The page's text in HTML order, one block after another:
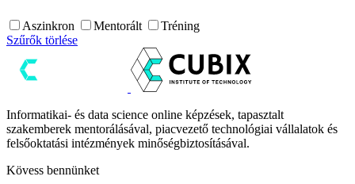
Aszinkron Mentorált
Tréning
Szűrők törlése
Informatikai- és data science online képzések, tapasztalt
szakemberek mentorálásával, piacvezető technológiai vállalatok és
felsőoktatási intézmények minőségbiztosításával.
Kövess bennünket